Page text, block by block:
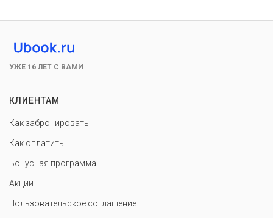
УЖЕ 16 ЛЕТ С ВАМИ
КЛИЕНТАМ
Как забронировать
Как оплатить
Бонусная программа
Акции
Пользовательское соглашение